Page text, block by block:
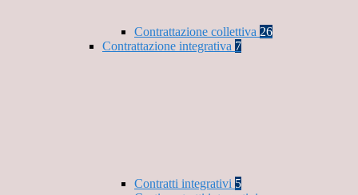
Contrattazione collettiva 26
Contrattazione integrativa 7
Contratti integrativi 5